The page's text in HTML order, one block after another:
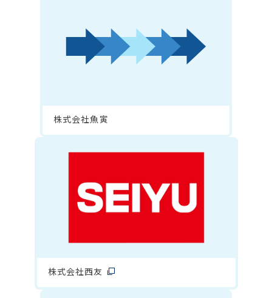
株式会社魚寅
株式会社西友